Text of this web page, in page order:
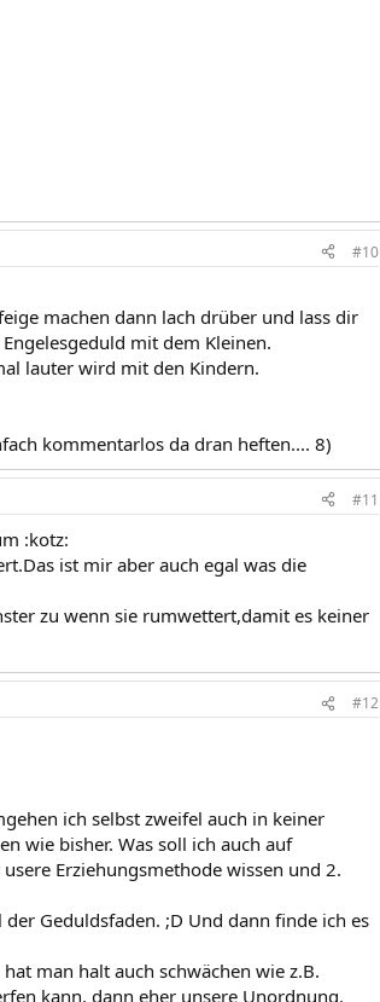
#10
machen dann lach drüber und lass dir
mit dem Kleinen.
lauter wird mit den Kindern.
kommentarlos da dran heften.... 8)
#11
:kotz:
ist mir aber auch egal was die
zu wenn sie rumwettert,damit es keiner
#12
ich selbst zweifel auch in keiner
wie bisher. Was soll ich auch auf
Erziehungsmethode wissen und 2.
Geduldsfaden. ;D Und dann finde ich es
man halt auch schwächen wie z.B.
kann, dann eher unsere Unordnung.